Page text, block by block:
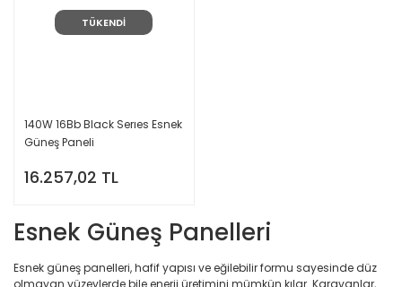
TÜKENDİ
140W 16Bb Black Serıes Esnek
Güneş Paneli
16.257,02 TL
Esnek Güneş Panelleri
Esnek güneş panelleri, hafif yapısı ve eğilebilir formu sayesinde düz
olmayan yüzeylerde bile enerji üretimini mümkün kılar. Karavanlar,